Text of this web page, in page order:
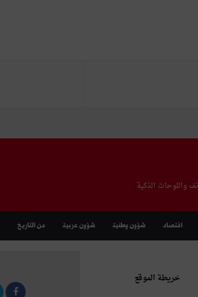
واللوحات الذكية
اقتصاد شؤون وطنية شؤون عربية من التاريخ
خريطة الموقع